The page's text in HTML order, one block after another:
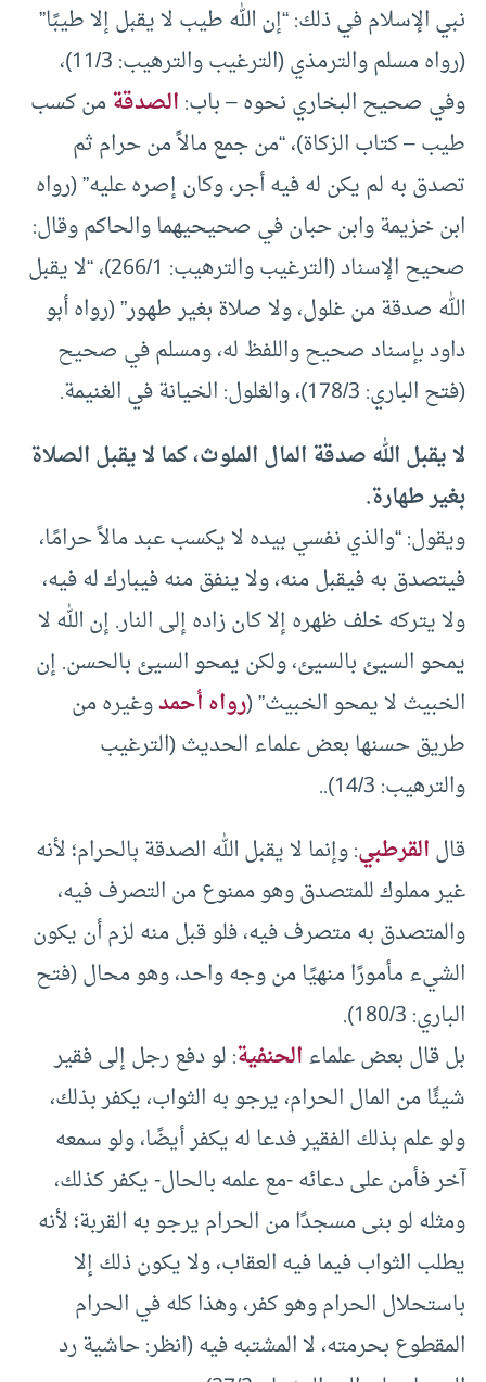
نبي الإسلام في ذلك: “إن الله طيب لا يقبل إلا طيبًا”
(رواه مسلم والترمذي (الترغيب والترهيب: 11/3)،
وفي صحيح البخاري نحوه – باب:الصدقةمن كسب
طيب – كتاب الزكاة)، “من جمع مالاً من حرام ثم
تصدق به لم يكن له فيه أجر، وكان إصره عليه” (رواه
ابن خزيمة وابن حبان في صحيحيهما والحاكم وقال:
صحيح الإسناد (الترغيب والترهيب: 266/1)، “لا يقبل
الله صدقة من غلول، ولا صلاة بغير طهور” (رواه أبو
داود بإسناد صحيح واللفظ له، ومسلم في صحيح
(فتح الباري: 178/3)، والغلول: الخيانة في الغنيمة.
لا يقبل الله صدقة المال الملوث، كما لا يقبل الصلاة
بغير طهارة.
ويقول: “والذي نفسي بيده لا يكسب عبد مالاً حرامًا،
فيتصدق به فيقبل منه، ولا ينفق منه فيبارك له فيه،
ولا يتركه خلف ظهره إلا كان زاده إلى النار. إن الله لا
يمحو السيئ بالسيئ، ولكن يمحو السيئ بالحسن. إن
الخبيث لا يمحو الخبيث” (رواه أحمدوغيره من
طريق حسنها بعض علماء الحديث (الترغيب
والترهيب: 14/3)..
قالالقرطبي: وإنما لا يقبل الله الصدقة بالحرام؛ لأنه
غير مملوك للمتصدق وهو ممنوع من التصرف فيه،
والمتصدق به متصرف فيه، فلو قبل منه لزم أن يكون
الشيء مأمورًا منهيًا من وجه واحد، وهو محال (فتح
الباري: 180/3).
بل قال بعض علماءالحنفية: لو دفع رجل إلى فقير
شيئًا من المال الحرام، يرجو به الثواب، يكفر بذلك،
ولو علم بذلك الفقير فدعا له يكفر أيضًا، ولو سمعه
آخر فأمن على دعائه -مع علمه بالحال- يكفر كذلك،
ومثله لو بنى مسجدًا من الحرام يرجو به القربة؛ لأنه
يطلب الثواب فيما فيه العقاب، ولا يكون ذلك إلا
باستحلال الحرام وهو كفر، وهذا كله في الحرام
المقطوع بحرمته، لا المشتبه فيه (انظر: حاشية رد